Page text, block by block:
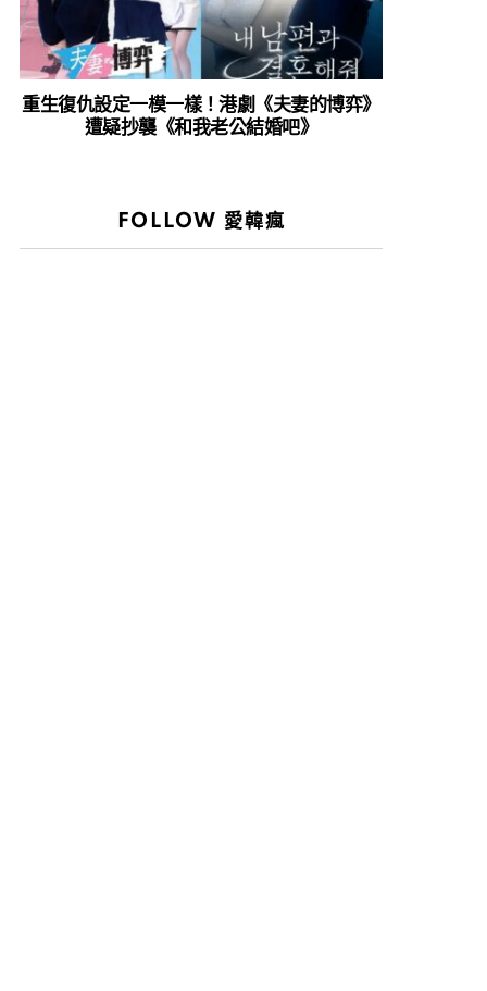
重生復仇設定一模一樣！港劇《夫妻的博弈》
遭疑抄襲《和我老公結婚吧》
FOLLOW 愛韓瘋